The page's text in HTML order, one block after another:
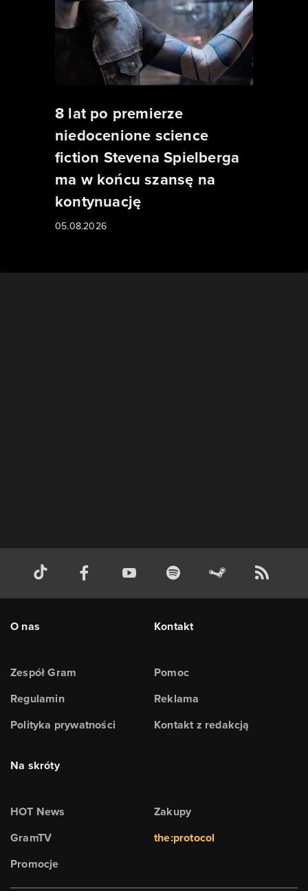
8 lat po premierze
niedocenione science
fiction Stevena Spielberga
ma w końcu szansę na
kontynuację
05.08.2026
O nas
Zespół Gram
Regulamin
Polityka prywatności
Kontakt
Pomoc
Reklama
Kontakt z redakcją
Na skróty
HOT News
GramTV
Promocje
Zakupy
the:protocol